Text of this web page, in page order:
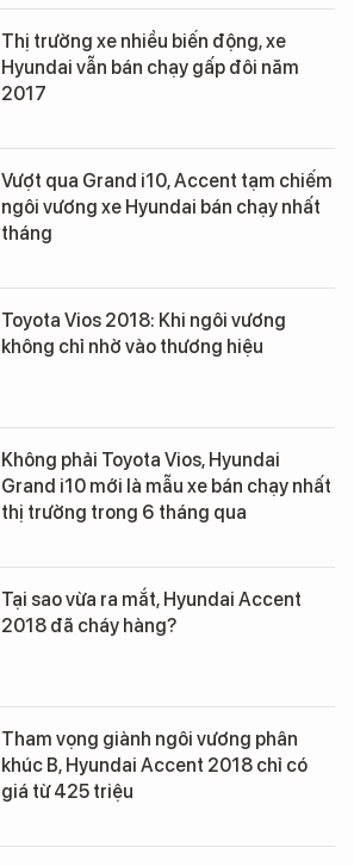
Thị trường xe nhiều biến động, xe
Hyundai vẫn bán chạy gấp đôi năm
2017
Vượt qua Grand i10, Accent tạm chiếm
ngôi vương xe Hyundai bán chạy nhất
tháng
Toyota Vios 2018: Khi ngôi vương
không chỉ nhờ vào thương hiệu
Không phải Toyota Vios, Hyundai
Grand i10 mới là mẫu xe bán chạy nhất
thị trường trong 6 tháng qua
Tại sao vừa ra mắt, Hyundai Accent
2018 đã cháy hàng?
Tham vọng giành ngôi vương phân
khúc B, Hyundai Accent 2018 chỉ có
giá từ 425 triệu